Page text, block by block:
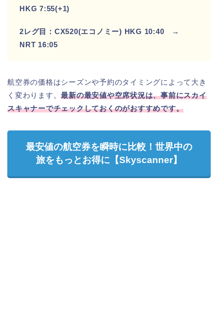
HKG 7:55(+1)
2レグ目：CX520(エコノミー) HKG 10:40 →
NRT 16:05
航空券の価格はシーズンや予約のタイミングによって大き
く変わります。最新の最安値や空席状況は、事前にスカイ
スキャナーでチェックしておくのがおすすめです。
最安値の航空券を瞬時に比較！世界中の
旅をもっとお得に【Skyscanner】